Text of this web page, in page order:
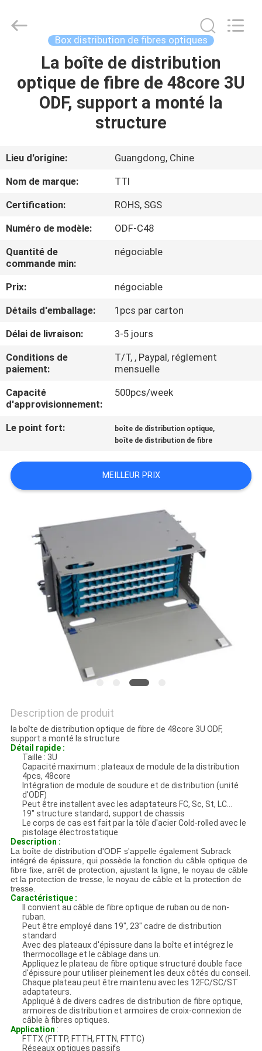
MAISON
AU
SUJET
DE
VISITE
CONTRÔLE
DE
QUALITÉ
CONTACTEZ-
NOUS
UNE
CITATION
PLAN
PRIVACY
Communication
Tech.
Box distribution de fibres optiques
La boîte de distribution
optique de fibre de 48core 3U
ODF, support a monté la
structure
Lieu d'origine:
Guangdong, Chine
Nom de marque:
TTI
Certification:
ROHS, SGS
Numéro de modèle:
ODF-C48
Quantité de
commande min:
négociable
Prix:
négociable
Détails d'emballage:
1pcs par carton
Délai de livraison:
3-5 jours
Conditions de
paiement:
T/T, , Paypal, réglement
mensuelle
Capacité
d'approvisionnement:
500pcs/week
Le point fort: boîte de distribution optique,
boîte de distribution de fibre
MEILLEUR PRIX
Description de produit
la boîte de distribution optique de fibre de 48core 3U ODF,
support a monté la structure
Détail rapide :
Taille : 3U
Capacité maximum : plateaux de module de la distribution
4pcs, 48core
Intégration de module de soudure et de distribution (unité
d'ODF)
Peut être installent avec les adaptateurs FC, Sc, St, LC…
19" structure standard, support de chassis
Le corps de cas est fait par la tôle d'acier Cold-rolled avec le
pistolage électrostatique
Description :
La boîte de distribution d'ODF s'appelle également Subrack
intégré de épissure, qui possède la fonction du câble optique de
fibre fixe, arrêt de protection, ajustant la ligne, le noyau de câble
et la protection de tresse, le noyau de câble et la protection de
tresse.
Caractéristique :
Il convient au câble de fibre optique de ruban ou de non-
ruban.
Peut être employé dans 19", 23" cadre de distribution
standard
Avec des plateaux d'épissure dans la boîte et intégrez le
thermocollage et le câblage dans un.
Appliquez le plateau de fibre optique structuré double face
d'épissure pour utiliser pleinement les deux côtés du conseil.
Chaque plateau peut être maintenu avec les 12FC/SC/ST
adaptateurs.
Appliqué à de divers cadres de distribution de fibre optique,
armoires de distribution et armoires de croix-connexion de
câble à fibres optiques.
Application :
FTTX (FTTP, FTTH, FTTN, FTTC)
Réseaux optiques passifs